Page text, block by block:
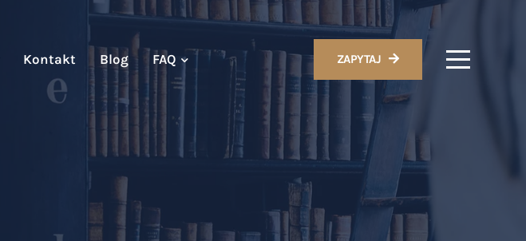
Kontakt Blog FAQ ZAPYTAJ